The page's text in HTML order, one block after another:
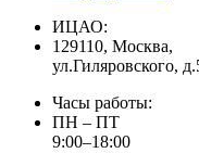
ИЦАО:
129110, Москва,
ул.Гиляровского,
Часы работы:
ПН – ПТ
9:00–18:00